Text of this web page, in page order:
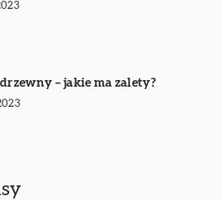
– jakie ma zalety?